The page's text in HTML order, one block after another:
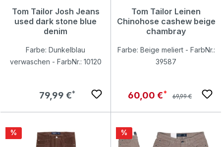
Tom Tailor Josh Jeans
used dark stone blue
denim
Farbe: Dunkelblau
verwaschen - FarbNr.: 10120
Regulärer Preis:
79,99 €
Tom Tailor Leinen
Chinohose cashew beige
chambray
Farbe: Beige meliert - FarbNr.:
39587
Verkaufspreis:
60,00 € Regulärer Preis:
69,99 €
Rabatt
% Rabatt
%